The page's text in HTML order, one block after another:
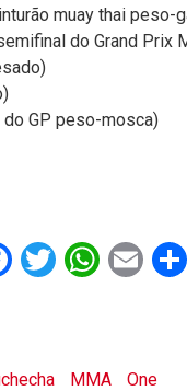
muay thai peso-
do Grand Prix
GP peso-mosca)
Facebook
Twitter
MMA One